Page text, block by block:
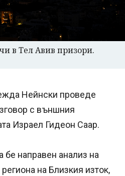
в Тел Авив призори.
Нейнски проведе
с външния
Израел Гидеон Саар.
бе направен анализ на
на Близкия изток,